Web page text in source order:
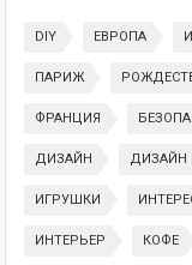
DIY ЕВРОПА
ПАРИЖ
ФРАНЦИЯ
ДИЗАЙН ДИЗАЙН
ИГРУШКИ
ИНТЕРЬЕР КОФЕ